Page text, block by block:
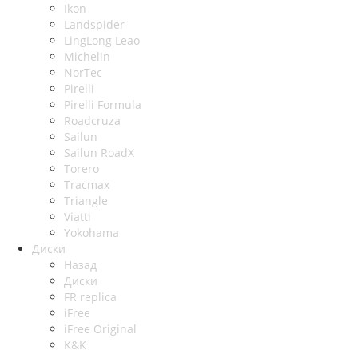
Ikon
Landspider
LingLong Leao
Michelin
NorTec
Pirelli
Pirelli Formula
Roadcruza
Sailun
Sailun RoadX
Torero
Tracmax
Triangle
Viatti
Yokohama
Диски
Назад
Диски
FR replica
iFree
iFree Original
K&K